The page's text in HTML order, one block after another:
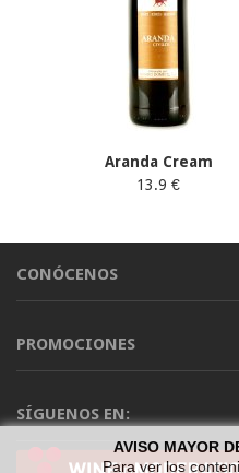
Aranda Cream
13.9 €
CONÓCENOS
PROMOCIONES
SÍGUENOS EN:
AVISO MAYOR
Para ver los